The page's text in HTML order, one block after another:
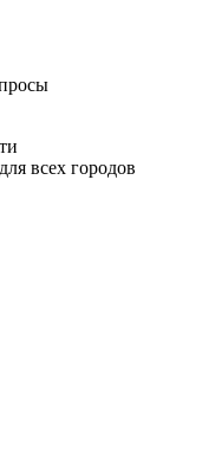
всех городов